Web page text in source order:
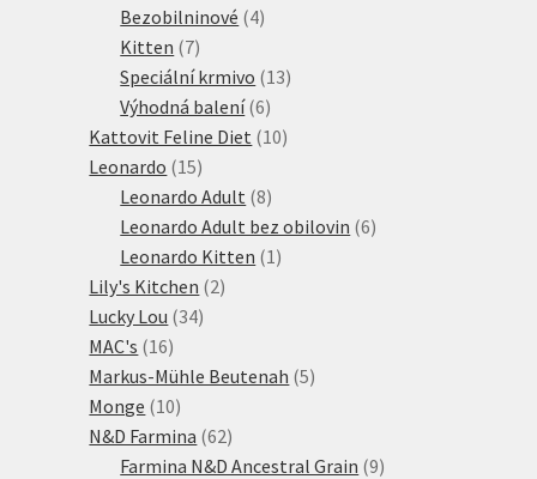
produktů
Bezobilninové 44
Kitten 77
produktů
Speciální krmivo 1313
Výhodná balení 66
produktů
Kattovit Feline Diet 1010
Leonardo 1515
produktů
Leonardo Adult 88
produktů
Leonardo Adult bez obilovin 66
Leonardo Kitten 1 1
Lily's Kitchen 22
Lucky Lou 3434
MAC's 1616
produktů
Markus-Mühle Beutenah 55
Monge 1010
produktů
N&D Farmina 6262
produktů
Farmina N&D Ancestral Grain 99